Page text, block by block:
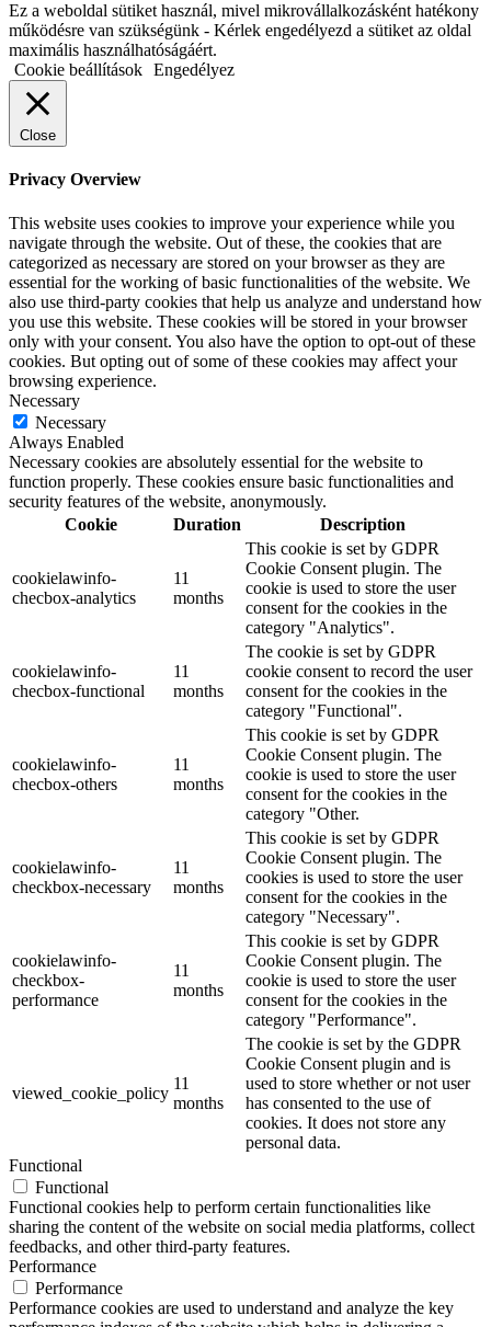
Ez a weboldal sütiket használ, mivel mikrovállalkozásként hatékony
működésre van szükségünk - Kérlek engedélyezd a sütiket az oldal
maximális használhatóságáért.
Cookie beállítások Engedélyez
Close
Privacy Overview
This website uses cookies to improve your experience while you
navigate through the website. Out of these, the cookies that are
categorized as necessary are stored on your browser as they are
essential for the working of basic functionalities of the website. We
also use third-party cookies that help us analyze and understand how
you use this website. These cookies will be stored in your browser
only with your consent. You also have the option to opt-out of these
cookies. But opting out of some of these cookies may affect your
browsing experience.
Necessary
Necessary
Always Enabled
Necessary cookies are absolutely essential for the website to
function properly. These cookies ensure basic functionalities and
security features of the website, anonymously.
Cookie
Duration Description
cookielawinfo-
checbox-analytics
11
months
This cookie is set by GDPR
Cookie Consent plugin. The
cookie is used to store the user
consent for the cookies in the
category "Analytics".
cookielawinfo-
checbox-functional
11
months
The cookie is set by GDPR
cookie consent to record the user
consent for the cookies in the
category "Functional".
cookielawinfo-
checbox-others
11
months
This cookie is set by GDPR
Cookie Consent plugin. The
cookie is used to store the user
consent for the cookies in the
category "Other.
cookielawinfo-
checkbox-necessary
11
months
This cookie is set by GDPR
Cookie Consent plugin. The
cookies is used to store the user
consent for the cookies in the
category "Necessary".
cookielawinfo-
checkbox-
performance
11
months
This cookie is set by GDPR
Cookie Consent plugin. The
cookie is used to store the user
consent for the cookies in the
category "Performance".
viewed_cookie_policy
11
months
The cookie is set by the GDPR
Cookie Consent plugin and is
used to store whether or not user
has consented to the use of
cookies. It does not store any
personal data.
Functional
Functional
Functional cookies help to perform certain functionalities like
sharing the content of the website on social media platforms, collect
feedbacks, and other third-party features.
Performance
Performance
Performance cookies are used to understand and analyze the key